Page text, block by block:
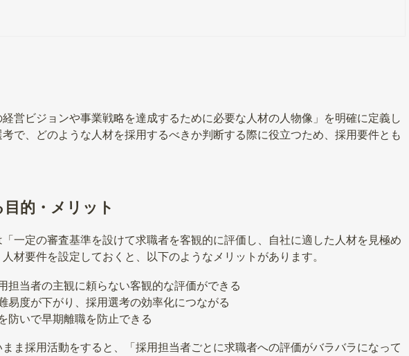
営ビジョンや事業戦略を達成するために必要な人材の人物像」を明確に定義し
で、どのような人材を採用するべきか判断する際に役立つため、採用要件とも
的・メリット
「一定の審査基準を設けて求職者を客観的に評価し、自社に適した人材を見極め
材要件を設定しておくと、以下のようなメリットがあります。
担当者の主観に頼らない客観的な評価ができる
易度が下がり、採用選考の効率化につながる
防いで早期離職を防止できる
ま採用活動をすると、「採用担当者ごとに求職者への評価がバラバラになって